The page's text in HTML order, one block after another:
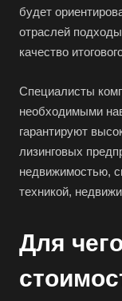
будет
отраслей
качество
Специалисты
необходимыми
гарантируют
лизинговых
недвижимостью,
техникой,
Для